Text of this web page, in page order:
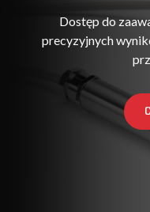
Dostęp do
precyzyjnych